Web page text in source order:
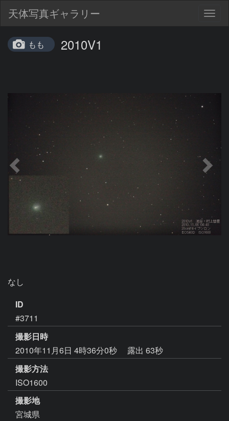
天体写真ギャラリー
もも 2010V1
なし
ID
#3711
撮影日時
2010年11月6日 4時36分0秒
露出 63秒
撮影方法
ISO1600
撮影地
宮城県